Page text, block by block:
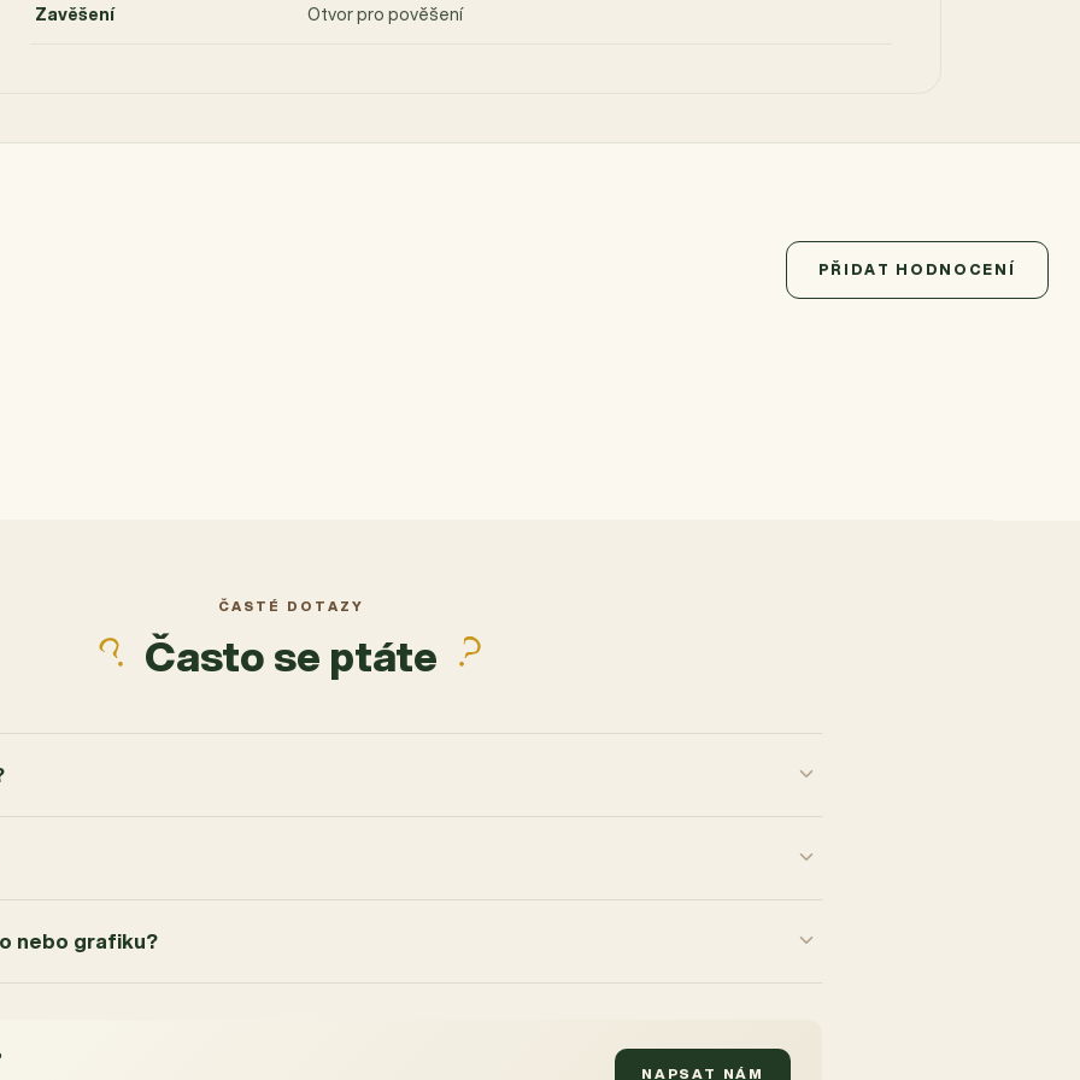
Zavěšení Otvor pro pověšení
PŘIDAT HODNOCENÍ
ČASTÉ DOTAZY
Často se ptáte
nebo grafiku?
NAPSAT NÁM